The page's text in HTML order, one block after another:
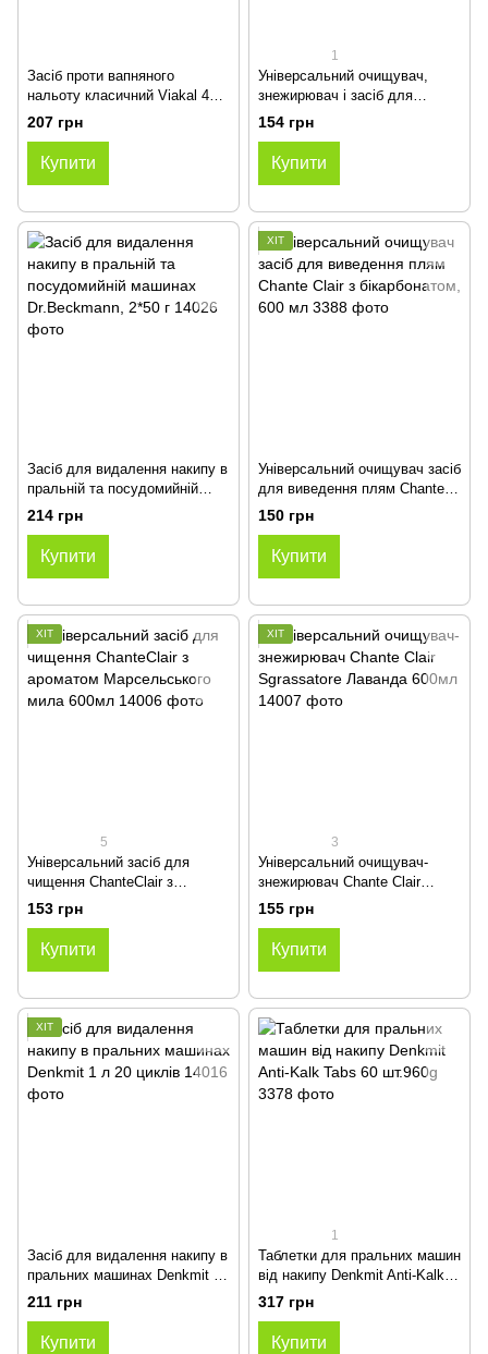
Засіб проти вапняного
нальоту класичний Viakal 470
мл
207 грн
Купити
1
Універсальний очищувач,
знежирювач і засіб для
виведення плям Chante Clair
Sgrassatore Лимон спрей 600
мл
154 грн
Купити
Засіб для видалення накипу в
пральній та посудомийній
машинах Dr.Beckmann, 2*50 г
214 грн
Купити
ХІТ
Універсальний очищувач засіб
для виведення плям Chante
Clair з бікарбонатом, 600 мл
150 грн
Купити
ХІТ
5
Універсальний засіб для
чищення ChanteClair з
ароматом Марсельського
мила 600мл
153 грн
Купити
ХІТ
3
Універсальний очищувач-
знежирювач Chante Clair
Sgrassatore Лаванда 600мл
155 грн
Купити
ХІТ
Засіб для видалення накипу в
пральних машинах Denkmit 1
л 20 циклів
211 грн
Купити
1
Таблетки для пральних машин
від накипу Denkmit Anti-Kalk
Tabs 60 шт.960g
317 грн
Купити